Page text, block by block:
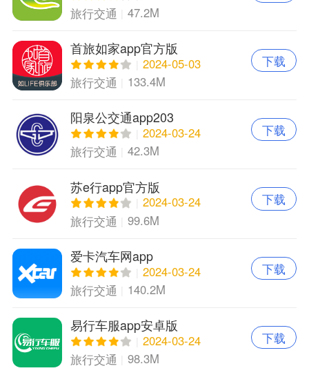
旅行交通
47.2M
首旅如家app官方版
2024-05-03
旅行交通
133.4M
下载
阳泉公交通app203
2024-03-24
旅行交通
42.3M
下载
苏e行app官方版
2024-03-24
旅行交通
99.6M
下载
爱卡汽车网app
2024-03-24
旅行交通
140.2M
下载
易行车服app安卓版
2024-03-24
旅行交通
98.3M
下载